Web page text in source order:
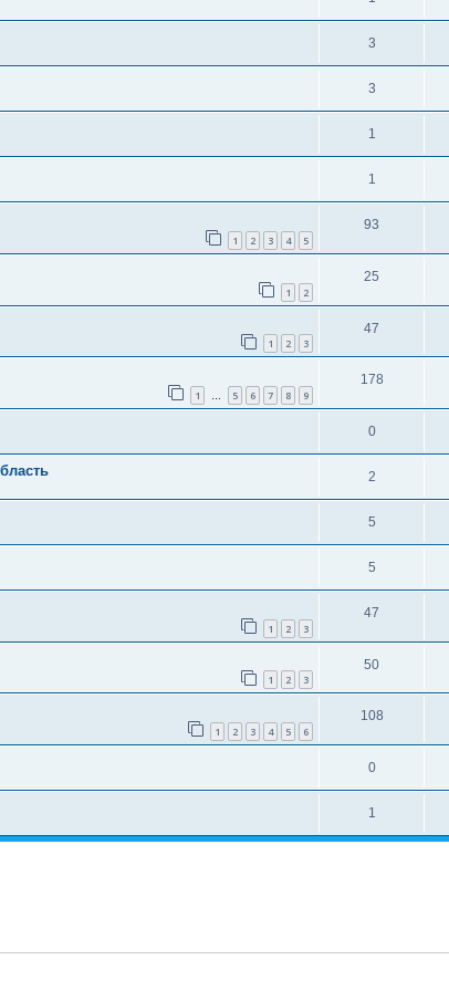
3
3
1
1
1 2 3 4 5
93
1 2
25
1 2 3
47
1 … 5 6 7 8 9
178
0
2
5
5
1 2 3
47
1 2 3
50
1 2 3 4 5 6
108
0
1